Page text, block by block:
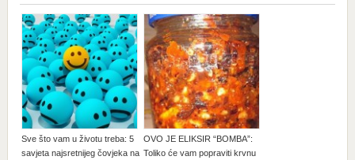
Sve što vam u životu treba: 5
savjeta najsretnijeg čovjeka na
OVO JE ELIKSIR “BOMBA”:
Toliko će vam popraviti krvnu